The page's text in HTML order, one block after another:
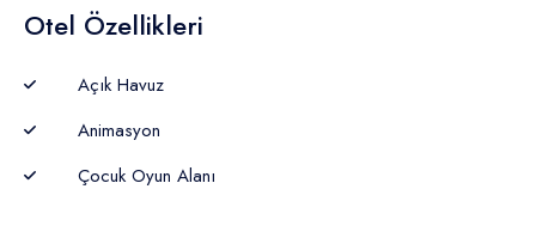
Otel Özellikleri
Açık Havuz
Animasyon
Çocuk Oyun Alanı